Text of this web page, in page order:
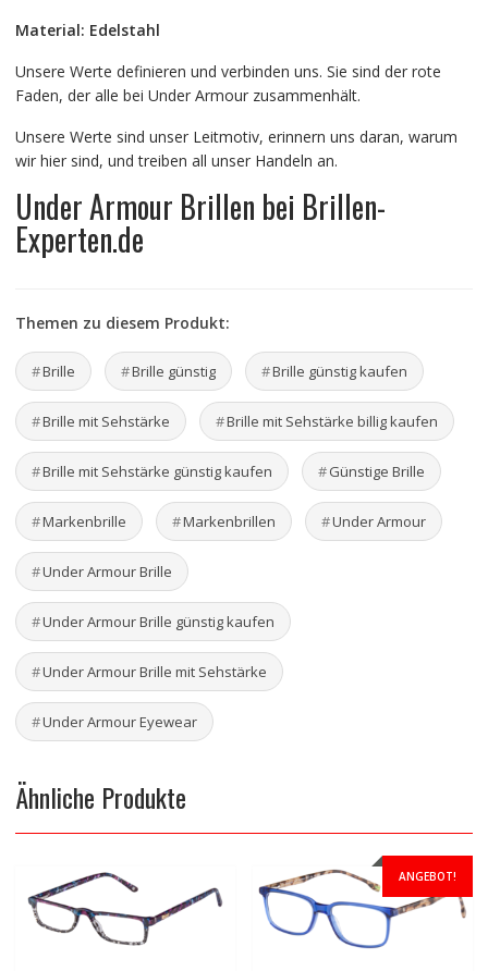
Material: Edelstahl
Unsere Werte definieren und verbinden uns. Sie sind der rote
Faden, der alle bei Under Armour zusammenhält.
Unsere Werte sind unser Leitmotiv, erinnern uns daran, warum
wir hier sind, und treiben all unser Handeln an.
Under Armour Brillen bei Brillen-
Experten.de
Themen zu diesem Produkt:
Brille Brille günstig Brille günstig kaufen
Brille mit Sehstärke Brille mit Sehstärke billig kaufen
Brille mit Sehstärke günstig kaufen Günstige Brille
Markenbrille Markenbrillen Under Armour
Under Armour Brille
Under Armour Brille günstig kaufen
Under Armour Brille mit Sehstärke
Under Armour Eyewear
Ähnliche Produkte
ANGEBOT!